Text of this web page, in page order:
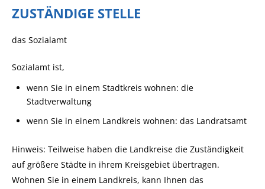
ZUSTÄNDIGE STELLE
das Sozialamt
Sozialamt ist,
wenn Sie in einem Stadtkreis wohnen: die
Stadtverwaltung
wenn Sie in einem Landkreis wohnen: das Landratsamt
Hinweis: Teilweise haben die Landkreise die Zuständigkeit
auf größere Städte in ihrem Kreisgebiet übertragen.
Wohnen Sie in einem Landkreis, kann Ihnen das